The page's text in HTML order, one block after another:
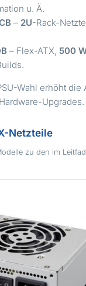
u. Ä.
– 2U-Rack-
– Flex-ATX, 500
Wahl erhöht
Upgrades.
Netzteile
zu den im